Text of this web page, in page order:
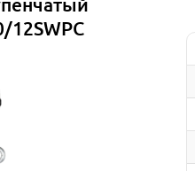
12SWPC